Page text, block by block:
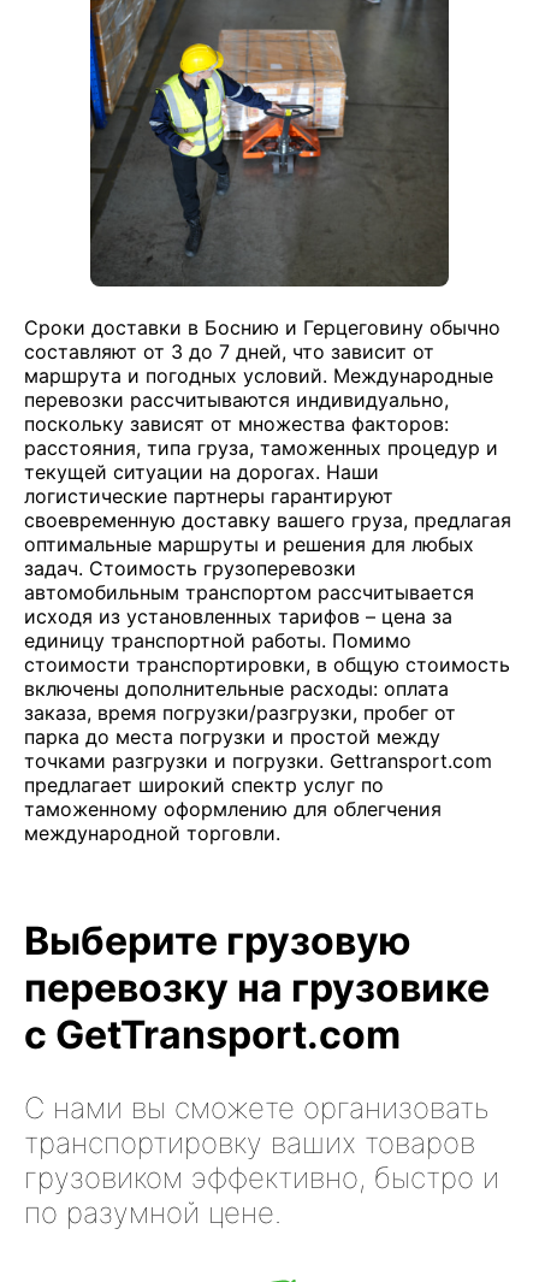
Сроки доставки в Боснию и Герцеговину обычно
составляют от 3 до 7 дней, что зависит от
маршрута и погодных условий. Международные
перевозки рассчитываются индивидуально,
поскольку зависят от множества факторов:
расстояния, типа груза, таможенных процедур и
текущей ситуации на дорогах. Наши
логистические партнеры гарантируют
своевременную доставку вашего груза, предлагая
оптимальные маршруты и решения для любых
задач. Стоимость грузоперевозки
автомобильным транспортом рассчитывается
исходя из установленных тарифов – цена за
единицу транспортной работы. Помимо
стоимости транспортировки, в общую стоимость
включены дополнительные расходы: оплата
заказа, время погрузки/разгрузки, пробег от
парка до места погрузки и простой между
точками разгрузки и погрузки. Gettransport.com
предлагает широкий спектр услуг по
таможенному оформлению для облегчения
международной торговли.
Выберите грузовую
перевозку на грузовике
с GetTransport.com
С нами вы сможете организовать
транспортировку ваших товаров
грузовиком эффективно, быстро и
по разумной цене.